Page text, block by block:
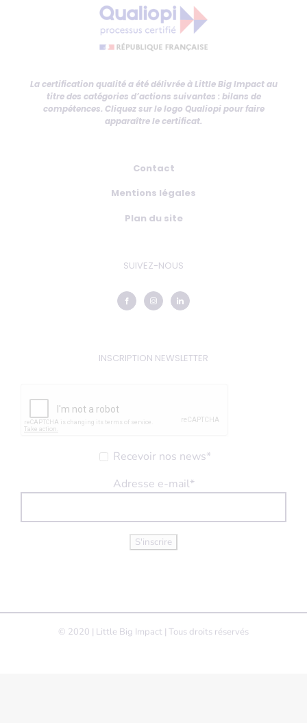
La certification qualité a été délivrée à Little Big Impact au
titre des catégories d’actions suivantes : bilans de
compétences. Cliquez sur le logo Qualiopi pour faire
apparaître le certificat.
Contact
Mentions légales
Plan du site
SUIVEZ-NOUS
INSCRIPTION NEWSLETTER
Recevoir nos news*
Adresse e-mail*
© 2020 | Little Big Impact | Tous droits réservés